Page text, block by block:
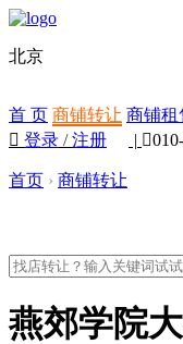
北京
首 页 商铺转让 商铺租
 登录 /注册 | 
首页 › 商铺转让
燕郊学院